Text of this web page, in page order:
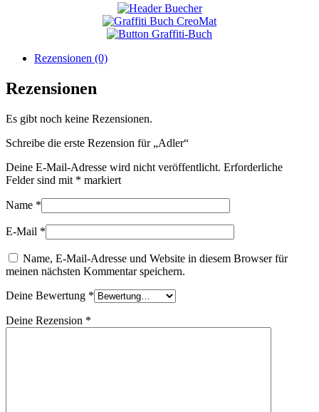
Rezensionen (0)
Rezensionen
Es gibt noch keine Rezensionen.
Schreibe die erste Rezension für „Adler“
Deine E-Mail-Adresse wird nicht veröffentlicht. Erforderliche
Felder sind mit * markiert
Name *
E-Mail *
Name, E-Mail-Adresse und Website in diesem Browser für
meinen nächsten Kommentar speichern.
Deine Bewertung *
Deine Rezension *